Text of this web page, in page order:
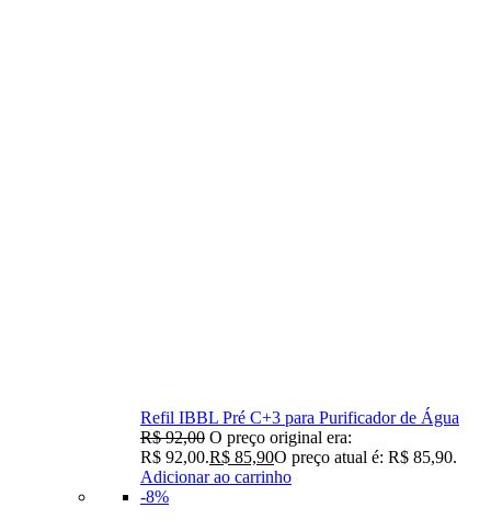
Refil IBBL Pré C+3 para Purificador de Água
R$92,00 O preço original era:
R$ 92,00.R$ 85,90O preço atual é: R$ 85,90.
Adicionar ao carrinho
-8%